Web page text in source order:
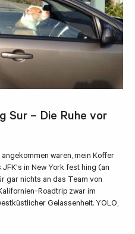
Sur – Die Ruhe vor
waren, mein Koffer
in New York fest hing (an
gar nichts an das Team von
Roadtrip zwar im
Gelassenheit. YOLO,